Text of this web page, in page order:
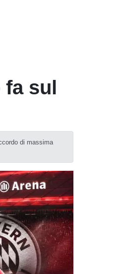
fa sul
di massima